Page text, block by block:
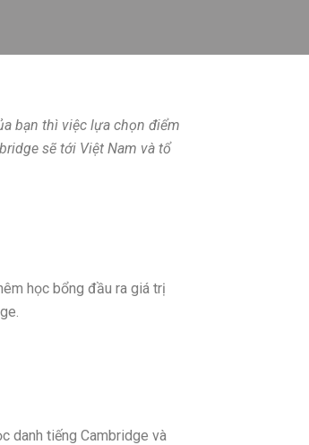
bạn thì việc lựa chọn điểm
sẽ tới Việt Nam và tổ
học bổng đầu ra giá trị
danh tiếng Cambridge và